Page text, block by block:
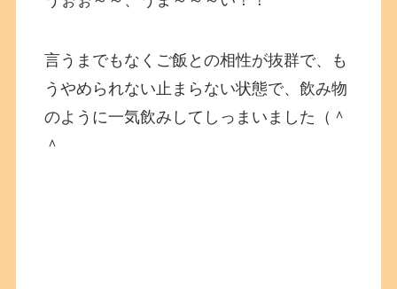
言うまでもなくご飯との相性が抜群で、も
うやめられない止まらない状態で、飲み物
のように一気飲みしてしっまいました（＾
＾